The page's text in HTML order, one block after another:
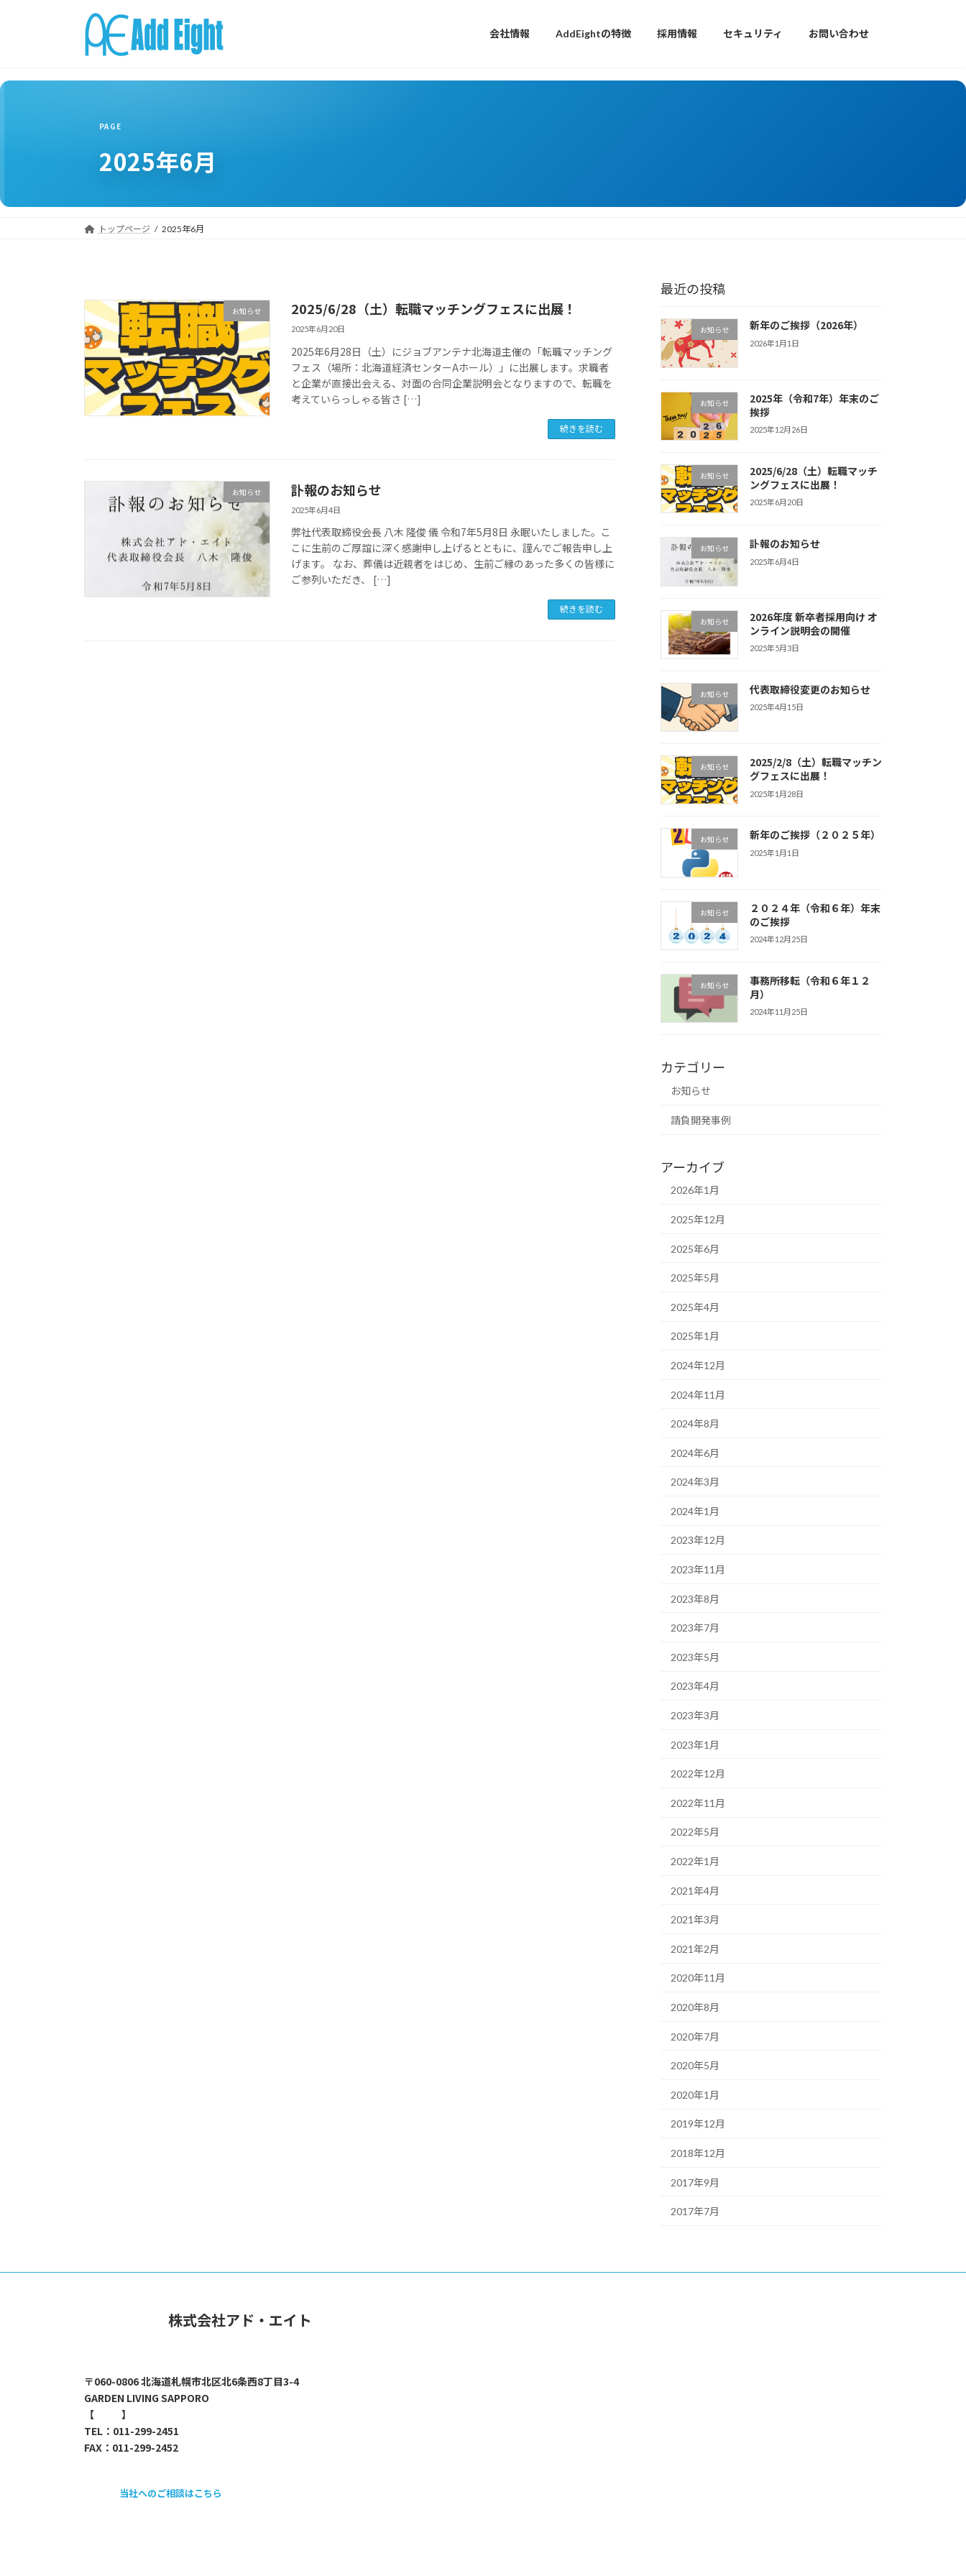
ツ
シ
会社情報 AddEightの特徴 採用情報 セキュリティ お問い合わせ
2025年6月
トップページ 2025年6月
お知らせ 2025/6/28（土）転職マッチングフェスに出展！
2025年6月20日
2025年6月28日（土）にジョブアンテナ北海道主催の「転職マッチング
フェス（場所：北海道経済センターAホール）」に出展します。求職者
と企業が直接出会える、対面の合同企業説明会となりますので、転職を
考えていらっしゃる皆さ […]
続きを読む
お知らせ 訃報のお知らせ
2025年6月4日
弊社代表取締役会長 八木 隆俊 儀 令和7年5月8日 永眠いたしました。こ
こに生前のご厚誼に深く感謝申し上げるとともに、謹んでご報告申し上
げます。 なお、葬儀は近親者をはじめ、生前ご縁のあった多くの皆様に
ご参列いただき、 […]
続きを読む
最近の投稿
お知らせ 新年のご挨拶（2026年）
2026年1月1日
お知らせ
2025年（令和7年）年末のご
挨拶
2025年12月26日
お知らせ
2025/6/28（土）転職マッチ
ングフェスに出展！
2025年6月20日
お知らせ 訃報のお知らせ
2025年6月4日
お知らせ
2026年度 新卒者採用向け オ
ンライン説明会の開催
2025年5月3日
お知らせ 代表取締役変更のお知らせ
2025年4月15日
お知らせ
2025/2/8（土）転職マッチン
グフェスに出展！
2025年1月28日
お知らせ 新年のご挨拶（２０２５年）
2025年1月1日
お知らせ
２０２４年（令和６年）年末
のご挨拶
2024年12月25日
お知らせ
事務所移転（令和６年１２
月）
2024年11月25日
カテゴリー
お知らせ
請負開発事例
アーカイブ
2026年1月
2025年12月
2025年6月
2025年5月
2025年4月
2025年1月
2024年12月
2024年11月
2024年8月
2024年6月
2024年3月
2024年1月
2023年12月
2023年11月
2023年8月
2023年7月
2023年5月
2023年4月
2023年3月
2023年1月
2022年12月
2022年11月
2022年5月
2022年1月
2021年4月
2021年3月
2021年2月
2020年11月
2020年8月
2020年7月
2020年5月
2020年1月
2019年12月
2018年12月
2017年9月
2017年7月
株式会社アド・エイト
〒060-0806 北海道札幌市北区北6条西8丁目3-4
GARDEN LIVING SAPPORO
【
】
TEL：011-299-2451
FAX：011-299-2452
当社へのご相談はこちら